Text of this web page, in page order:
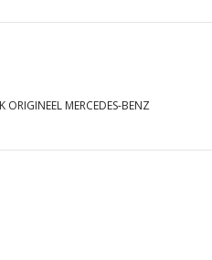
MERCEDES-BENZ